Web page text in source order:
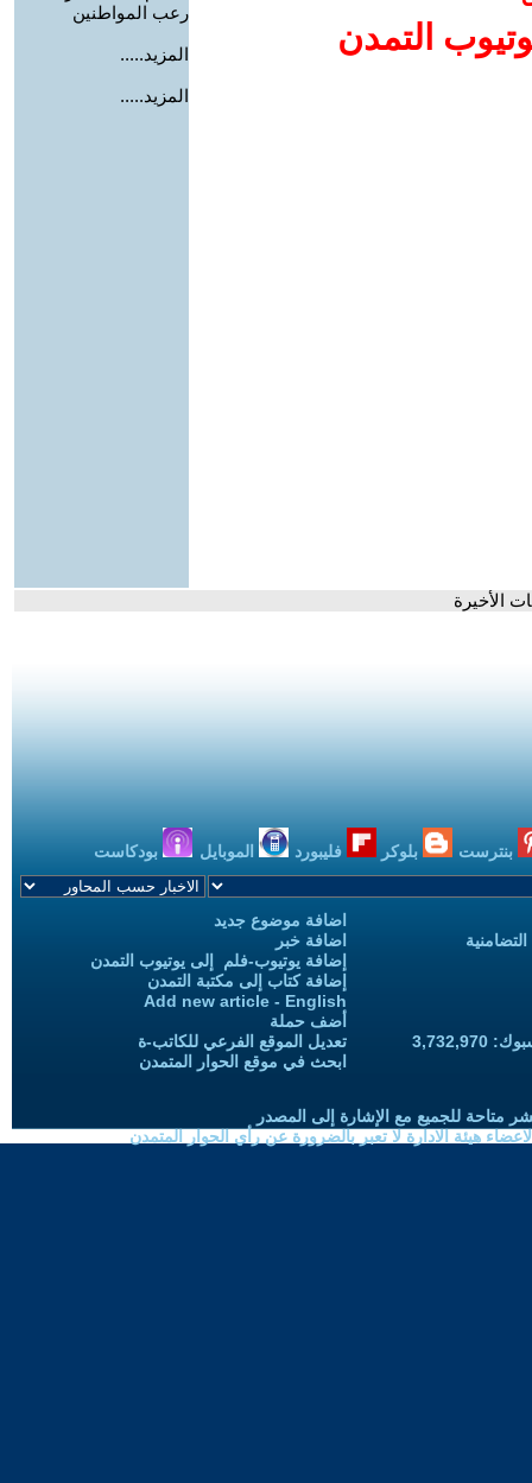
التمدن
رعب المواطنين
المزيد.....
المزيد.....
بنترست بلوكر فليبورد الموبايل بودكاست
اضافة موضوع جديد
اضافة خبر
إضافة يوتيوب-فلم إلى يوتيوب التمدن
إضافة كتاب إلى مكتبة التمدن
Add new article - English
أضف حملة
تعديل الموقع الفرعي للكاتب-ة
ابحث في موقع الحوار المتمدن
متاحة للجميع مع الإشارة إلى المصدر
هيئة الادارة لا تعبر بالضرورة عن رأي الحوار المتمدن